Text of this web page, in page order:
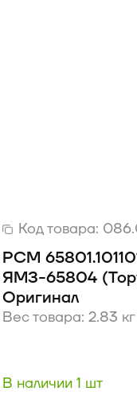
Код товара:
РСМ
ЯМЗ-65804
Оригинал
Вес товара: 2.83 кг
В наличии 1 шт